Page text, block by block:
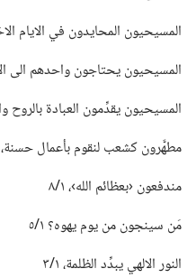
المسيحيون المحايدون في الايام
المسيحيون يحتاجون واحدهم الى الآخر،‏
المسيحيون يقدِّمون العبادة بالروح
مطهَّرون كشعب لنقوم بأعمال حسنة،‏ ١/‏٦
مندفعون ‹بعظائم الله›،‏ ١/‏٨
مَن سينجون من يوم يهوه؟‏ ١/‏٥
النور الالهي يبدِّد الظلمة،‏ ١/‏٣